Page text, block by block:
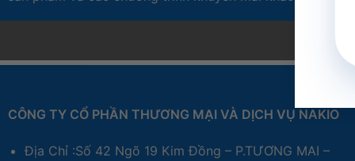
CÔNG TY CỔ PHẦN THƯƠNG MẠI VÀ DỊCH VỤ NAKIO
Địa Chỉ :Số 42 Ngõ 19 Kim Đồng – P.TƯƠNG MAI –